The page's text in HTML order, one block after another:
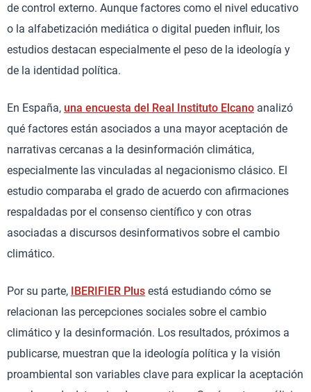
de control externo. Aunque factores como el nivel educativo
o la alfabetización mediática o digital pueden influir, los
estudios destacan especialmente el peso de la ideología y
de la identidad política.
En España, una encuesta del Real Instituto Elcano analizó
qué factores están asociados a una mayor aceptación de
narrativas cercanas a la desinformación climática,
especialmente las vinculadas al negacionismo clásico. El
estudio comparaba el grado de acuerdo con afirmaciones
respaldadas por el consenso científico y con otras
asociadas a discursos desinformativos sobre el cambio
climático.
Por su parte, IBERIFIER Plus está estudiando cómo se
relacionan las percepciones sociales sobre el cambio
climático y la desinformación. Los resultados, próximos a
publicarse, muestran que la ideología política y la visión
proambiental son variables clave para explicar la aceptación